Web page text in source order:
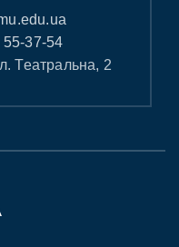
55-37-54
Театральна, 2